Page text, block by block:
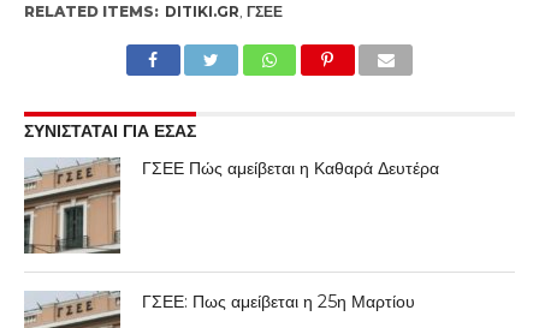
RELATED ITEMS: DITIKI.GR ΓΣΕΕ
ΣΥΝΙΣΤΑΤΑΙ ΓΙΑ ΕΣΑΣ
ΓΣΕΕ Πώς αμείβεται η Καθαρά Δευτέρα
ΓΣΕΕ: Πως αμείβεται η 25η Μαρτίου